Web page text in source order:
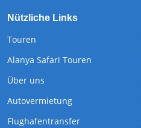
Nützliche Links
Touren
Alanya Safari Touren
Über uns
Autovermietung
Flughafentransfer